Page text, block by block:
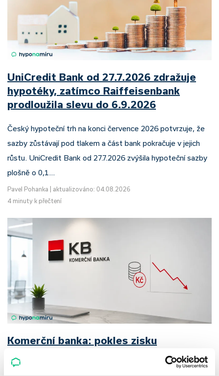
UniCredit Bank od 27.7.2026 zdražuje
hypotéky, zatímco Raiffeisenbank
prodloužila slevu do 6.9.2026
Český hypoteční trh na konci července 2026 potvrzuje, že
sazby zůstávají pod tlakem a část bank pokračuje v jejich
růstu. UniCredit Bank od 27.7.2026 zvýšila hypoteční sazby
plošně o 0,1…
Pavel Pohanka
aktualizováno: 04.08.2026
4 minuty k přečtení
Komerční banka: pokles zisku